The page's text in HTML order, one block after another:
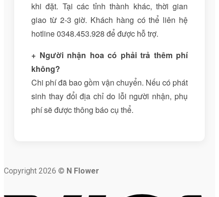
khi đặt. Tại các tỉnh thành khác, thời gian
giao từ 2-3 giờ. Khách hàng có thể liên hệ
hotline 0348.453.928 để được hỗ trợ.
+ Người nhận hoa có phải trả thêm phí
không?
Chi phí đã bao gồm vận chuyển. Nếu có phát
sinh thay đổi địa chỉ do lỗi người nhận, phụ
phí sẽ được thông báo cụ thể.
Copyright 2026 © N Flower